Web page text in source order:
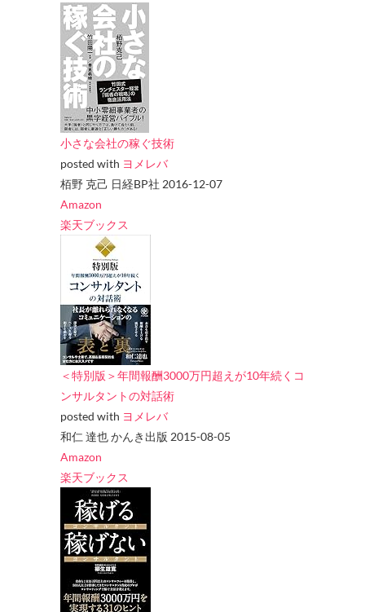
小さな会社の稼ぐ技術
posted with ヨメレバ
栢野 克己 日経BP社 2016-12-07
Amazon
楽天ブックス
＜特別版＞年間報酬3000万円超えが10年続くコ
ンサルタントの対話術
posted with ヨメレバ
和仁 達也 かんき出版 2015-08-05
Amazon
楽天ブックス